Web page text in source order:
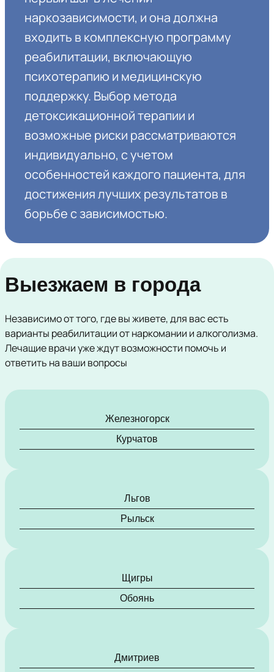
наркозависимости, и она должна
входить в комплексную программу
реабилитации, включающую
психотерапию и медицинскую
поддержку. Выбор метода
детоксикационной терапии и
возможные риски рассматриваются
индивидуально, с учетом
особенностей каждого пациента, для
достижения лучших результатов в
борьбе с зависимостью.
Выезжаем в города
Независимо от того, где вы живете, для вас есть
варианты реабилитации от наркомании и алкоголизма.
Лечащие врачи уже ждут возможности помочь и
ответить на ваши вопросы
Железногорск
Курчатов
Льгов
Рыльск
Щигры
Обоянь
Дмитриев